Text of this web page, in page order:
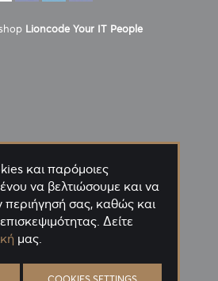
Lioncode Your IT People
και παρόμοιες
να βελτιώσουμε και να
περιήγησή σας, καθώς και
Δείτε
μας.